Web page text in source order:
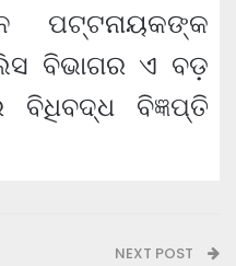
ପଟ୍ଟନାୟକଙ୍କ
ବିଭାଗର ଏ ବଡ଼
ବିଧିବଦ୍ଧ ବିଜ୍ଞପ୍ତି
NEXT POST